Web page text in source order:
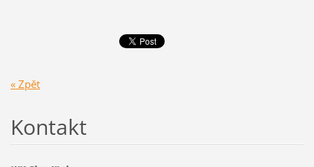
« Zpět
Kontakt